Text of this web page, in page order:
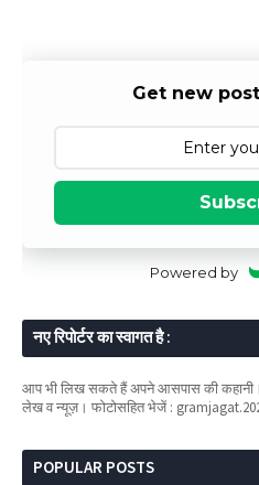
Get new
Powered by
नए रिपोर्टर का स्वागत है :
आप भी लिख सकते हैं अपने आसपास की कहानी।
लेख व न्यूज़। फोटोसहित भेजें :
POPULAR POSTS